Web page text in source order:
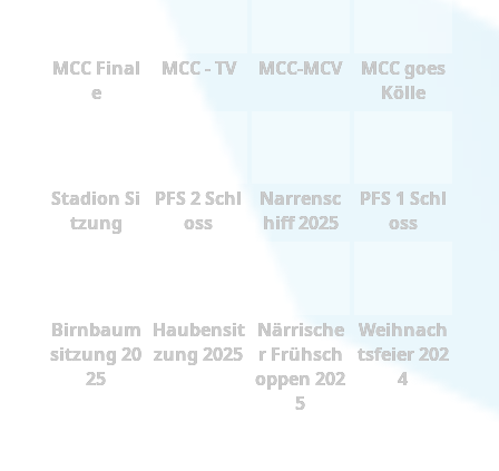
MCC Final
e
MCC - TV MCC-MCV
MCC goes
Kölle
Stadion Si
tzung
PFS 2 Schl
oss
Narrensc
hiff 2025
PFS 1 Schl
oss
Birnbaum
sitzung 20
25
Haubensit
zung 2025
Närrische
r Frühsch
oppen 202
5
Weihnach
tsfeier 202
4